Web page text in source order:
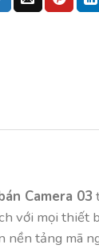
Camera 03
với mọi thiết
nền tảng mã